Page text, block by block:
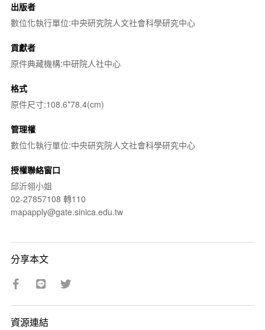
出版者
數位化執行單位:中央研究院人文社會科學研究中心
貢獻者
原件典藏機構:中研院人社中心
格式
原件尺寸:108.6*78.4(cm)
管理權
數位化執行單位:中央研究院人文社會科學研究中心
授權聯絡窗口
邱沂翎小姐
02-27857108 轉110
mapapply@gate.sinica.edu.tw
分享本文
資源連結